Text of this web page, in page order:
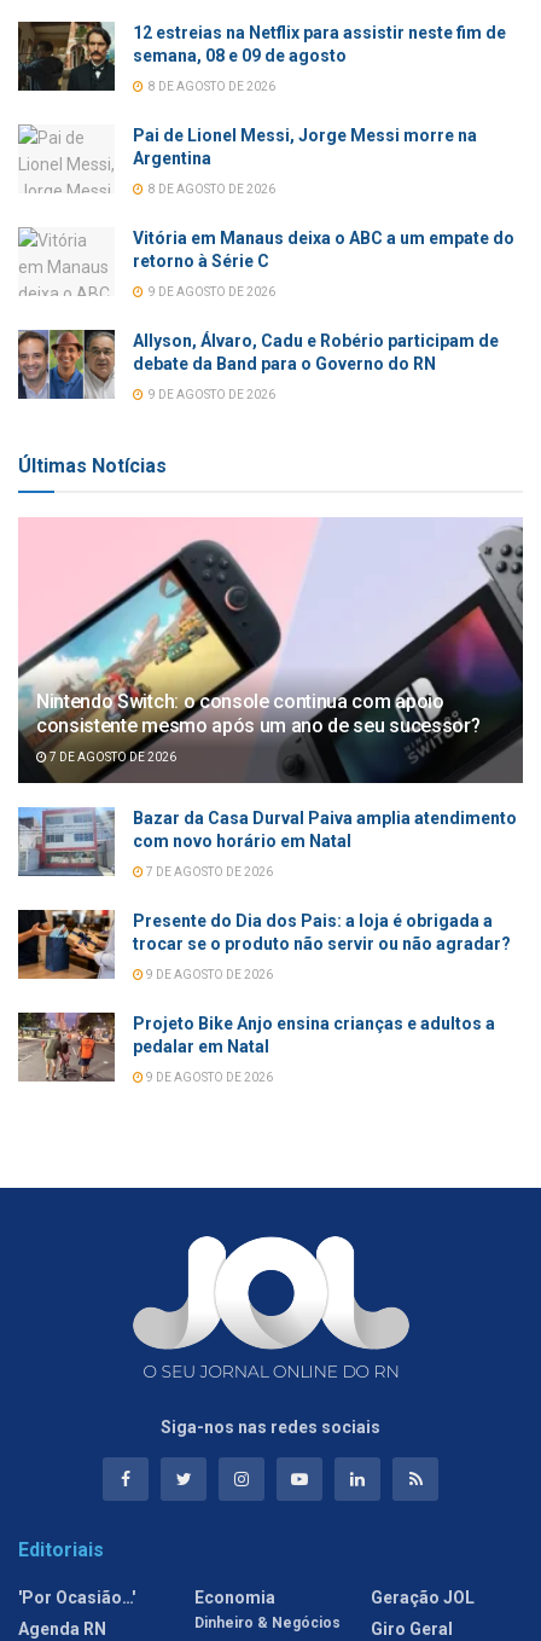
12 estreias na Netflix para assistir neste fim de
semana, 08 e 09 de agosto
8 DE AGOSTO DE 2026
Pai de Lionel Messi, Jorge Messi morre na
Argentina
8 DE AGOSTO DE 2026
Vitória em Manaus deixa o ABC a um empate do
retorno à Série C
9 DE AGOSTO DE 2026
Allyson, Álvaro, Cadu e Robério participam de
debate da Band para o Governo do RN
9 DE AGOSTO DE 2026
Últimas Notícias
Nintendo Switch: o console continua com apoio
consistente mesmo após um ano de seu sucessor?
7 DE AGOSTO DE 2026
Bazar da Casa Durval Paiva amplia atendimento
com novo horário em Natal
7 DE AGOSTO DE 2026
Presente do Dia dos Pais: a loja é obrigada a
trocar se o produto não servir ou não agradar?
9 DE AGOSTO DE 2026
Projeto Bike Anjo ensina crianças e adultos a
pedalar em Natal
9 DE AGOSTO DE 2026
Siga-nos nas redes sociais
Editoriais
'Por Ocasião…'
Agenda RN
Economia
Dinheiro & Negócios
Geração JOL
Giro Geral